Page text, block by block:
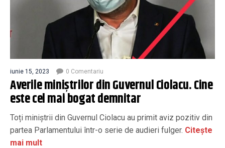
iunie 15, 2023 0 Comentariu
Averile miniștrilor din Guvernul Ciolacu. Cine
este cel mai bogat demnitar
Toți miniștrii din Guvernul Ciolacu au primit aviz pozitiv din
partea Parlamentului într-o serie de audieri fulger. Citește
mai mult